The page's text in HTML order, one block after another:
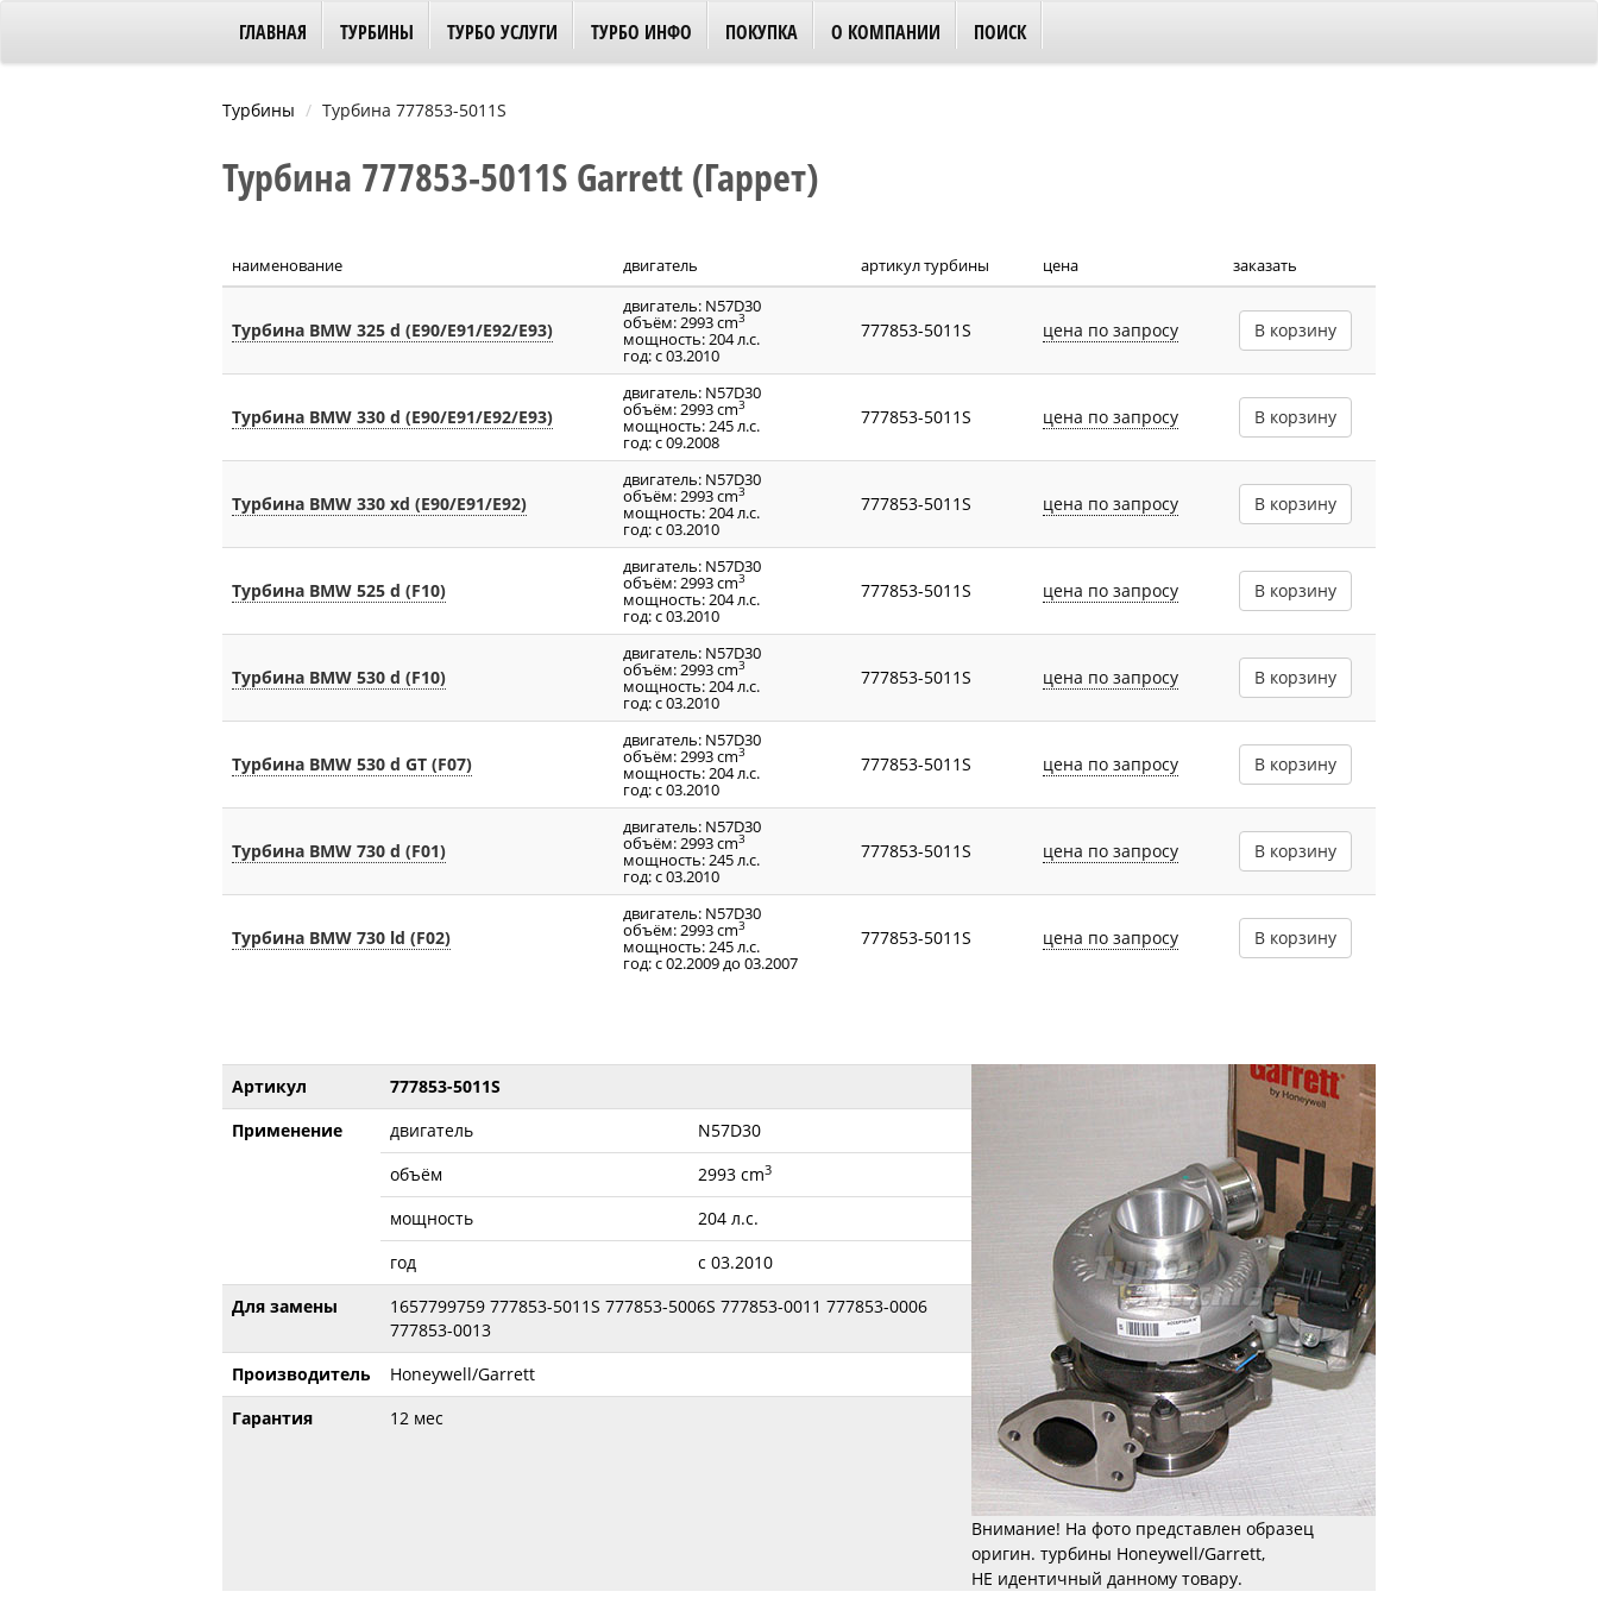
ГЛАВНАЯ ТУРБИНЫ ТУРБО УСЛУГИ ТУРБО ИНФО ПОКУПКА О КОМПАНИИ ПОИСК
Турбины Турбина 777853-5011S
Турбина 777853-5011S Garrett (Гаррет)
наименование двигатель артикул турбины цена заказать
Турбина BMW 325 d (E90/E91/E92/E93)
двигатель: N57D30
объём: 2993 cm3
мощность: 204 л.с.
год: с 03.2010
777853-5011S цена по запросу В корзину
Турбина BMW 330 d (E90/E91/E92/E93)
двигатель: N57D30
объём: 2993 cm3
мощность: 245 л.с.
год: с 09.2008
777853-5011S цена по запросу В корзину
Турбина BMW 330 xd (E90/E91/E92)
двигатель: N57D30
объём: 2993 cm3
мощность: 204 л.с.
год: с 03.2010
777853-5011S цена по запросу В корзину
Турбина BMW 525 d (F10)
двигатель: N57D30
объём: 2993 cm3
мощность: 204 л.с.
год: с 03.2010
777853-5011S цена по запросу В корзину
Турбина BMW 530 d (F10)
двигатель: N57D30
объём: 2993 cm3
мощность: 204 л.с.
год: с 03.2010
777853-5011S цена по запросу В корзину
Турбина BMW 530 d GT (F07)
двигатель: N57D30
объём: 2993 cm3
мощность: 204 л.с.
год: с 03.2010
777853-5011S цена по запросу В корзину
Турбина BMW 730 d (F01)
двигатель: N57D30
объём: 2993 cm3
мощность: 245 л.с.
год: с 03.2010
777853-5011S цена по запросу В корзину
Турбина BMW 730 ld (F02)
двигатель: N57D30
объём: 2993 cm3
мощность: 245 л.с.
год: с 02.2009 до 03.2007
777853-5011S цена по запросу В корзину
Артикул
777853-5011S
Применение
двигатель
N57D30
объём
2993 cm3
мощность
204 л.с.
год
с 03.2010
Для замены
1657799759 777853-5011S 777853-5006S 777853-0011 777853-0006
777853-0013
Производитель
Honeywell/Garrett
Гарантия
12 мес
Внимание! На фото представлен образец
оригин. турбины Honeywell/Garrett,
НЕ идентичный данному товару.